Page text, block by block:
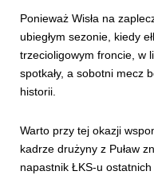
Ponieważ Wisła na
ubiegłym sezonie, kiedy
trzecioligowym froncie, w
spotkały, a sobotni mecz
historii.
Warto przy tej okazji
kadrze drużyny z Puław
napastnik ŁKS-u